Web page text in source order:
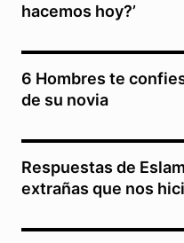
hacemos hoy?’
6 Hombres te
de su novia
Respuestas de
extrañas que nos